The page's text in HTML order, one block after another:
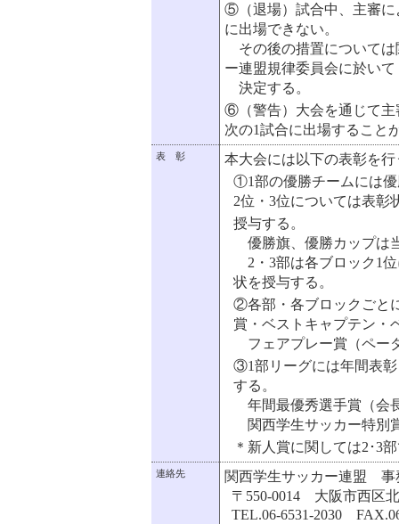
⑤（退場）試合中、主審に
に出場できない。
その後の措置については
ー連盟規律委員会に於いて
決定する。
⑥（警告）大会を通じて主
次の1試合に出場すること
表 彰
本大会には以下の表彰を行
①1部の優勝チームには
2位・3位については表彰
授与する。
優勝旗、優勝カップは
2・3部は各ブロック1
状を授与する。
②各部・各ブロックごと
賞・ベストキャプテン・
フェアプレー賞（ペー
③1部リーグには年間表
する。
年間最優秀選手賞（会
関西学生サッカー特別
＊新人賞に関しては2･3
連絡先
関西学生サッカー連盟 事
〒550-0014 大阪市西区
TEL.06-6531-2030